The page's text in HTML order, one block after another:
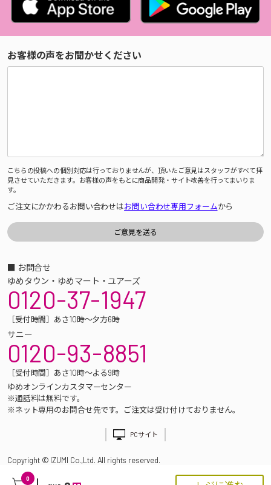
0
お客様の声をお聞かせください
こちらの投稿への個別対応は行っておりませんが、頂いたご意見はスタッフがすべて拝
見させていただきます。お客様の声をもとに商品開発・サイト改善を行ってまいりま
す。
ご注文にかかわるお問い合わせはお問い合わせ専用フォームから
■ お問合せ
ゆめタウン・ゆめマート・ユアーズ
0120-37-1947
［受付時間］あさ10時～夕方6時
サニー
0120-93-8851
［受付時間］あさ10時～よる9時
ゆめオンラインカスタマーセンター
※通話料は無料です。
※ネット専用のお問合せ先です。ご注文は受け付けておりません。
PCサイト
Copyright © IZUMI Co.,Ltd. All rights reserved.